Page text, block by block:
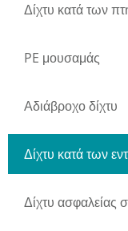
Δίχτυ κατά των
PE μουσαμάς
Αδιάβροχο δίχτυ
Δίχτυ κατά των
Δίχτυ ασφαλείας